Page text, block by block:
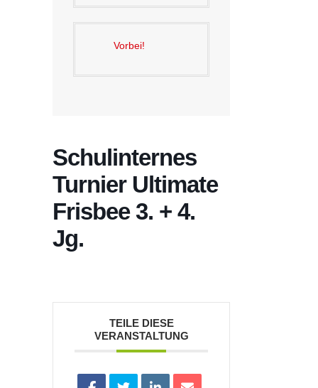
Vorbei!
Schulinternes
Turnier Ultimate
Frisbee 3. + 4.
Jg.
TEILE DIESE
VERANSTALTUNG